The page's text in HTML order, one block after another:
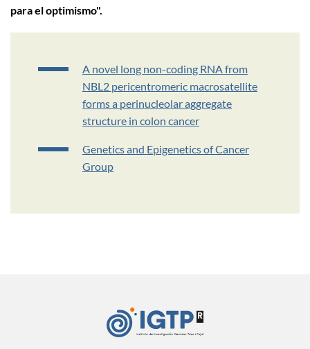
para el optimismo".
A novel long non-coding RNA from
NBL2 pericentromeric macrosatellite
forms a perinucleolar aggregate
structure in colon cancer
Genetics and Epigenetics of Cancer
Group